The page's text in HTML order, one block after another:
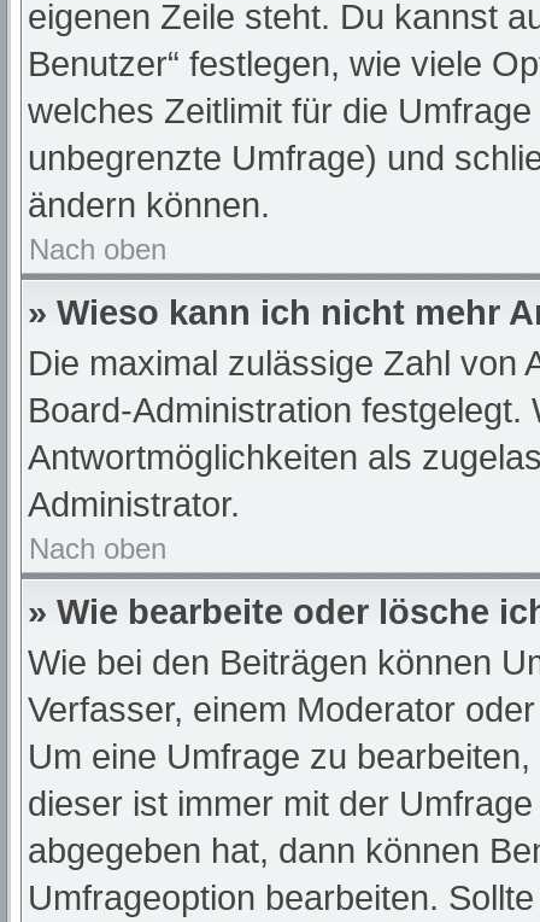
eigenen Zeile steht. Du kannst
Benutzer“ festlegen, wie viele
welches Zeitlimit für die
unbegrenzte Umfrage) und
ändern können.
Nach oben
» Wieso kann ich nicht mehr
Die maximal zulässige Zahl von
Board-Administration festgelegt.
Antwortmöglichkeiten als
Administrator.
Nach oben
» Wie bearbeite oder lösche
Wie bei den Beiträgen können
Verfasser, einem Moderator
Um eine Umfrage zu
dieser ist immer mit der
abgegeben hat, dann können
Umfrageoption bearbeiten.